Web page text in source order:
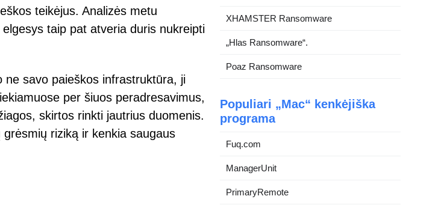
teikėjus. Analizės metu
taip pat atveria duris nukreipti
ne savo paieškos infrastruktūra, ji
per šiuos peradresavimus,
skirtos rinkti jautrius duomenis.
riziką ir kenkia saugaus
XHAMSTER Ransomware
„Hlas Ransomware“.
Poaz Ransomware
Populiari „Mac“ kenkėjiška
programa
Fuq.com
ManagerUnit
PrimaryRemote